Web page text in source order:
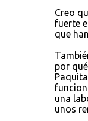
Creo
fuerte
que
por
una
unos